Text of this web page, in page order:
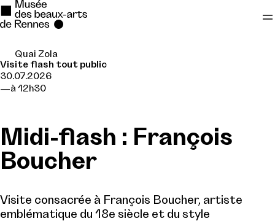
Se rendre au
Contenu principal
Quai Zola
Visite flash tout public
30.07.2026
à 12h30
Midi-flash : François
Boucher
Visite consacrée à François Boucher, artiste
emblématique du 18e siècle et du style